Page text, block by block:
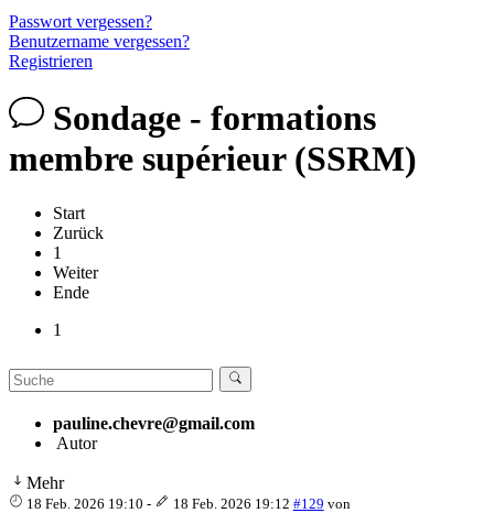
Passwort vergessen?
Benutzername vergessen?
Registrieren
Sondage - formations
membre supérieur (SSRM)
Start
Zurück
1
Weiter
Ende
1
pauline.chevre@gmail.com
Autor
Mehr
18 Feb. 2026 19:10 - 18 Feb. 2026 19:12 #129 von